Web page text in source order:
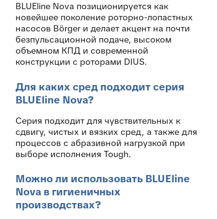
BLUEline Nova позиционируется как
новейшее поколение роторно-лопастных
насосов Börger и делает акцент на почти
безпульсационной подаче, высоком
объемном КПД и современной
конструкции с роторами DIUS.
Для каких сред подходит серия
BLUEline Nova?
Серия подходит для чувствительных к
сдвигу, чистых и вязких сред, а также для
процессов с абразивной нагрузкой при
выборе исполнения Tough.
Можно ли использовать BLUEline
Nova в гигиеничных
производствах?